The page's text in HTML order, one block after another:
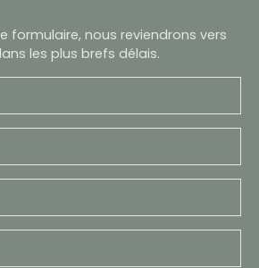
formulaire, nous reviendrons vers
les plus brefs délais.